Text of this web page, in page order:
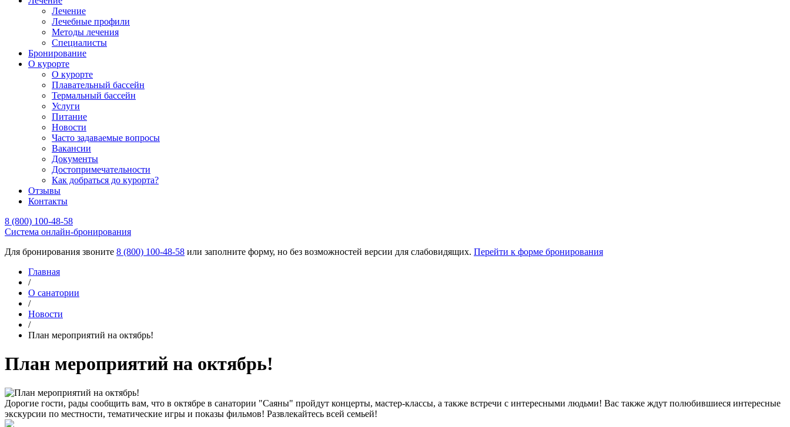
Лечение
Лечебные профили
Методы лечения
Специалисты
Бронирование
О курорте
О курорте
Плавательный бассейн
Термальный бассейн
Услуги
Питание
Новости
Часто задаваемые вопросы
Вакансии
Документы
Достопримечательности
Как добраться до курорта?
Отзывы
Контакты
8 (800) 100-48-58
Cистема онлайн-бронирования
Для бронирования звоните 8 (800) 100-48-58 или заполните форму, но без возможностей версии для слабовидящих. Перейти к форме бронирования
Главная
/
О санатории
/
Новости
/
План мероприятий на октябрь!
План мероприятий на октябрь!
Дорогие гости, рады сообщить вам, что в октябре в санатории "Саяны" пройдут концерты, мастер-классы, а также встречи с интересными людьми! Вас также ждут полюбившиеся интересные
экскурсии по местности, тематические игры и показы фильмов! Развлекайтесь всей семьей!